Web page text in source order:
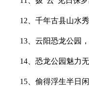
12、千年古县山水
13、云阳恐龙公园
14、恐龙公园魅力
15、偷得浮生半日